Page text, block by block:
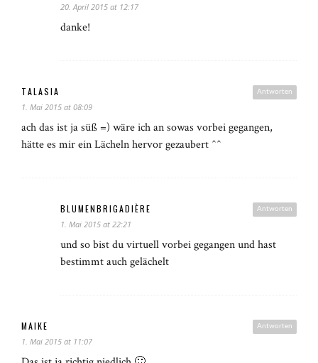
20. April 2015 at 12:17
danke!
Antworten
TALASIA
1. Mai 2015 at 08:09
ach das ist ja süß =) wäre ich an sowas vorbei gegangen,
hätte es mir ein Lächeln hervor gezaubert ^^
Antworten
BLUMENBRIGADIÈRE
1. Mai 2015 at 22:21
und so bist du virtuell vorbei gegangen und hast
bestimmt auch gelächelt
Antworten
MAIKE
1. Mai 2015 at 11:07